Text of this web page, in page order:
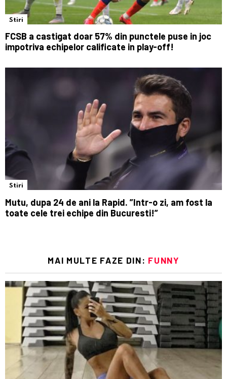
Stiri
FCSB a castigat doar 57% din punctele puse in joc
impotriva echipelor calificate in play-off!
Stiri
Mutu, dupa 24 de ani la Rapid. ”Intr-o zi, am fost la
toate cele trei echipe din Bucuresti!”
MAI MULTE FAZE DIN: FUNNY